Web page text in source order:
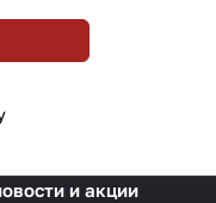
и акции